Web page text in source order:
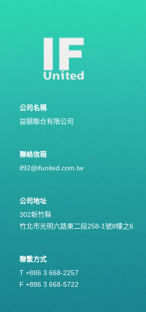
公司名稱
益騛聯合有限公司
聯絡信箱
if92@ifunited.com.tw
公司地址
302新竹縣
竹北市光明六路東二段258-1號8樓之6
聯繫方式
T +886 3 668-2257
F +886 3 668-5722